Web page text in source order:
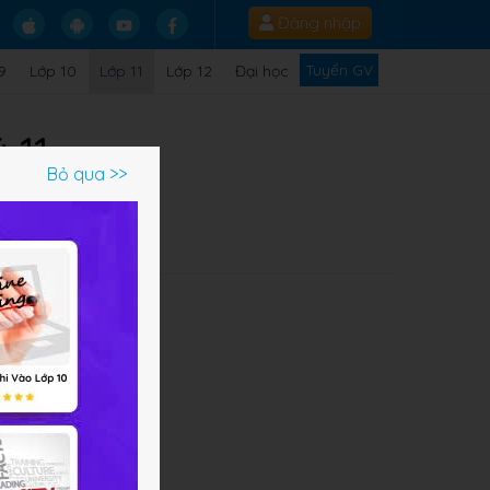
Đăng nhập
Lớp 10 Lớp 11 Lớp 12 Đại học Tuyển GV
Bỏ qua >>